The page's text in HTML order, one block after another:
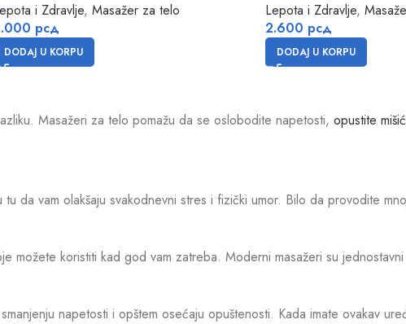
i Zdravlje, Masažer za telo
рсд
DODAJ U KORPU
Lepota i Zdravlje,
2.600 рсд
DODAJ U KORPU
Masažeri za telo pomažu da se oslobodite napetosti, opustite
da vam olakšaju svakodnevni stres i fizički umor. Bilo da provodite
možete koristiti kad god vam zatreba. Moderni masažeri su
napetosti i opštem osećaju opuštenosti. Kada imate ovakav